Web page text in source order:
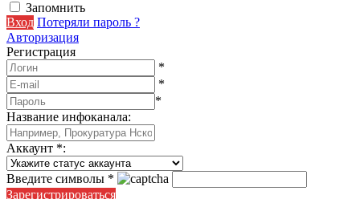
Запомнить
Вход Потеряли пароль ?
Авторизация
Регистрация
*
*
*
Название инфоканала:
Аккаунт *:
Введите символы *
Зарегистрироваться